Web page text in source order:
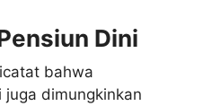
Dini
bahwa
juga dimungkinkan